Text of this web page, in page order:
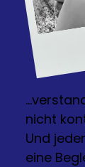
nicht
Und
eine